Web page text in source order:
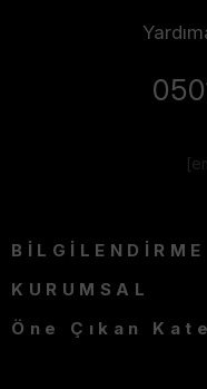
BİLGİLENDİRME
KURUMSAL
Öne Çıkan